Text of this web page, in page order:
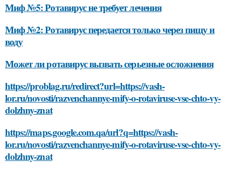
Миф №5: Ротавирус не требует лечения
Миф №2: Ротавирус передается только через пищу и
воду
Может ли ротавирус вызвать серьезные осложнения
https://problag.ru/redirect?url=https://vash-
lor.ru/novosti/razvenchannye-mify-o-rotaviruse-vse-chto-vy-
dolzhny-znat
https://maps.google.com.qa/url?q=https://vash-
lor.ru/novosti/razvenchannye-mify-o-rotaviruse-vse-chto-vy-
dolzhny-znat